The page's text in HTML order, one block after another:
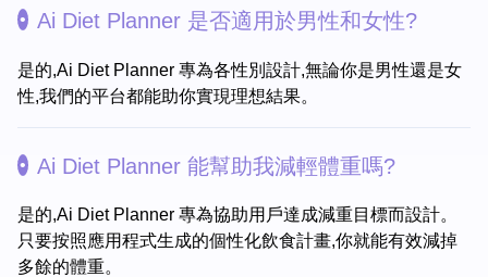
Ai Diet Planner 是否適用於男性和女性?
是的,Ai Diet Planner 專為各性別設計,無論你是男性還是女
性,我們的平台都能助你實現理想結果。
Ai Diet Planner 能幫助我減輕體重嗎?
是的,Ai Diet Planner 專為協助用戶達成減重目標而設計。
只要按照應用程式生成的個性化飲食計畫,你就能有效減掉
多餘的體重。